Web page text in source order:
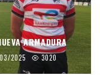
ARMADURA
2025 3020